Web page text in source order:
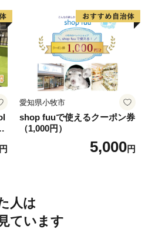
愛知県小牧市
shop fuuで使えるクーポン券
（1,000円）
5,000円
人は
ています